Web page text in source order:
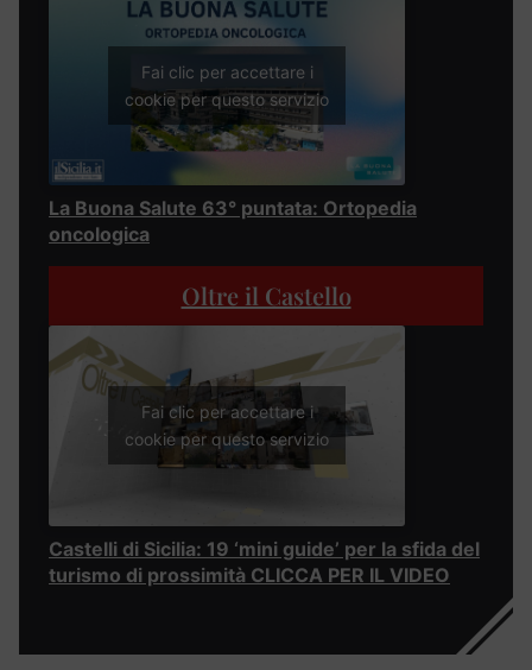
Fai clic per accettare i
cookie per questo servizio
La Buona Salute 63° puntata: Ortopedia
oncologica
Oltre il Castello
Fai clic per accettare i
cookie per questo servizio
Castelli di Sicilia: 19 ‘mini guide’ per la sfida del
turismo di prossimità CLICCA PER IL VIDEO